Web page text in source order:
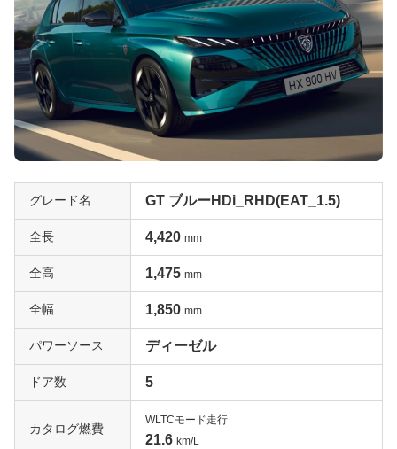
グレード名 GT ブルーHDi_RHD(EAT_1.5)
全長 4,420 mm
全高 1,475 mm
全幅 1,850 mm
パワーソース ディーゼル
ドア数 5
カタログ燃費
WLTCモード走行
21.6 km/L